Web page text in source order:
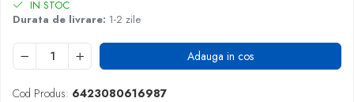
IN STOC
Durata de livrare: 1-2 zile
Adauga in cos
Cod Produs: 6423080616987